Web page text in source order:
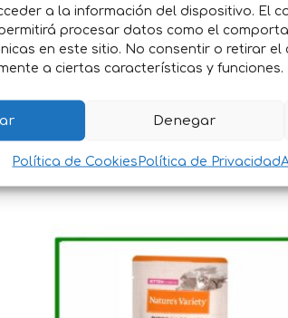
a la información del dispositivo. El
procesar datos como el
en este sitio. No consentir o retirar el
a ciertas características y funciones.
Denegar
Política de Cookies Política de Privacidad
Pollo y Pavo
Salmon y Atún.